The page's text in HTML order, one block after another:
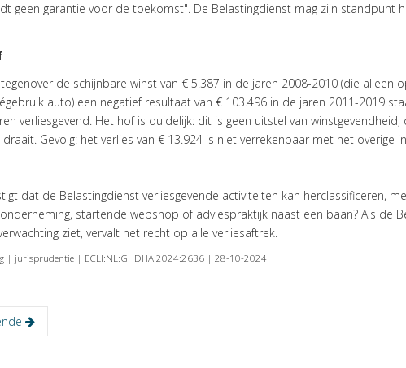
geen garantie voor de toekomst". De Belastingdienst mag zijn standpunt
de schijnbare winst van € 5.387 in de jaren 2008-2010 (die alleen
auto) een negatief resultaat van € 103.496 in de jaren 2011-2019
verliesgevend. Het hof is duidelijk: dit is geen uitstel van
Gevolg: het verlies van € 13.924 is niet verrekenbaar met het overige
dat de Belastingdienst verliesgevende activiteiten kan herclassificeren,
startende webshop of adviespraktijk naast een baan? Als de
ziet, vervalt het recht op alle verliesaftrek.
| jurisprudentie | ECLI:NL:GHDHA:2024:2636 | 28-10-2024